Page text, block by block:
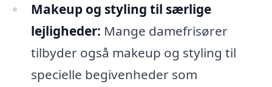
Makeup og styling til særlige
lejligheder: Mange damefrisører
tilbyder også makeup og styling til
specielle begivenheder som